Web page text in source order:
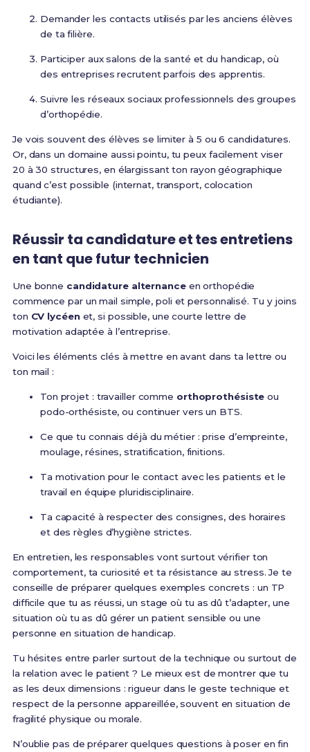
Demander les contacts utilisés par les anciens élèves
de ta filière.
Participer aux salons de la santé et du handicap, où
des entreprises recrutent parfois des apprentis.
Suivre les réseaux sociaux professionnels des groupes
d’orthopédie.
Je vois souvent des élèves se limiter à 5 ou 6 candidatures.
Or, dans un domaine aussi pointu, tu peux facilement viser
20 à 30 structures, en élargissant ton rayon géographique
quand c’est possible (internat, transport, colocation
étudiante).
Réussir ta candidature et tes entretiens
en tant que futur technicien
Une bonne candidature alternanceen orthopédie
commence par un mail simple, poli et personnalisé. Tu y joins
ton CV lycéenet, si possible, une courte lettre de
motivation adaptée à l’entreprise.
Voici les éléments clés à mettre en avant dans ta lettre ou
ton mail :
Ton projet : travailler comme orthoprothésiste ou
podo-orthésiste, ou continuer vers un BTS.
Ce que tu connais déjà du métier : prise d’empreinte,
moulage, résines, stratification, finitions.
Ta motivation pour le contact avec les patients et le
travail en équipe pluridisciplinaire.
Ta capacité à respecter des consignes, des horaires
et des règles d’hygiène strictes.
En entretien, les responsables vont surtout vérifier ton
comportement, ta curiosité et ta résistance au stress. Je te
conseille de préparer quelques exemples concrets : un TP
difficile que tu as réussi, un stage où tu as dû t’adapter, une
situation où tu as dû gérer un patient sensible ou une
personne en situation de handicap.
Tu hésites entre parler surtout de la technique ou surtout de
la relation avec le patient ? Le mieux est de montrer que tu
as les deux dimensions : rigueur dans le geste technique et
respect de la personne appareillée, souvent en situation de
fragilité physique ou morale.
N’oublie pas de préparer quelques questions à poser en fin